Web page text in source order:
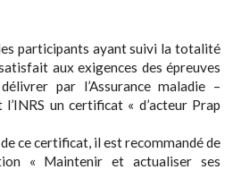
participants ayant suivi la totalité
aux exigences des épreuves
par l’Assurance maladie –
un certificat « d’acteur Prap
ce certificat, il est recommandé de
« Maintenir et actualiser ses